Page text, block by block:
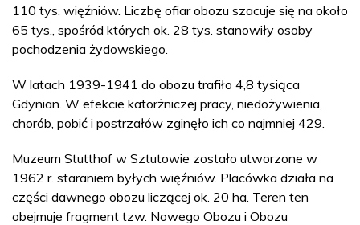
110 tys. więźniów. Liczbę ofiar obozu szacuje się na około
65 tys., spośród których ok. 28 tys. stanowiły osoby
pochodzenia żydowskiego.
W latach 1939-1941 do obozu trafiło 4,8 tysiąca
Gdynian. W efekcie katorżniczej pracy, niedożywienia,
chorób, pobić i postrzałów zginęło ich co najmniej 429.
Muzeum Stutthof w Sztutowie zostało utworzone w
1962 r. staraniem byłych więźniów. Placówka działa na
części dawnego obozu liczącej ok. 20 ha. Teren ten
obejmuje fragment tzw. Nowego Obozu i Obozu